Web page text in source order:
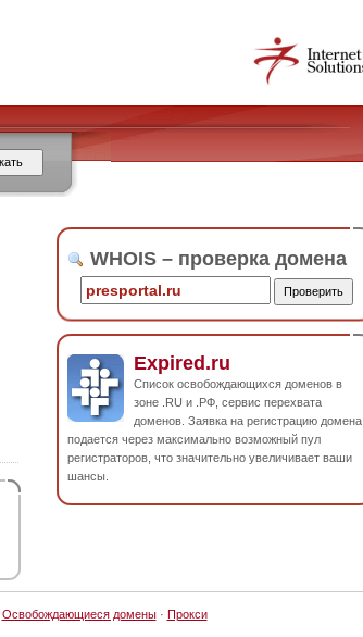
WHOIS – проверка домена
Expired.ru
Список освобождающихся доменов в
зоне .RU и .РФ, сервис перехвата
доменов. Заявка на регистрацию домена
подается через максимально возможный пул
регистраторов, что значительно увеличивает ваши
шансы.
Освобождающиеся домены· Прокси